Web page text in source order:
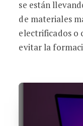
se están
de materiales
electrificados o
evitar la